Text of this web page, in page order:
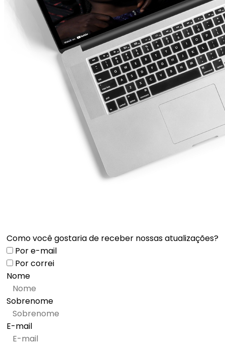
Como você gostaria de receber nossas atualizações?
Por e-mail
Por correi
Nome
Sobrenome
E-mail